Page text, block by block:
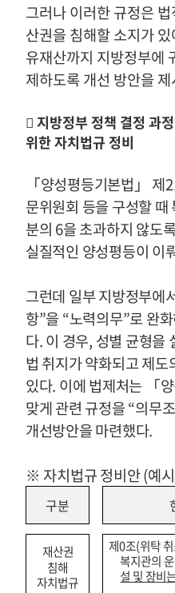
그러나 이러한 규정은
산권을 침해할 소지가 있
유재산까지 지방정부에
제하도록 개선 방안을
󰊲 지방정부 정책 결정 과
위한 자치법규 정비
「양성평등기본법 」 제
문위원회 등을 구성할
분의 6을 초과하지 않도
실질적인 양성평등이 이
그런데 일부 지방정부에
항”을 “노력의무”로 완
다.이 경우, 성별 균형을
법 취지가 약화되고 제
있다. 이에 법제처는 「
맞게 관련 규정을“의무
개선방안을 마련했다.
※ 자치법규 정비안(예시
구분
재산권
침해
자치법규
제0조(위탁
복지관의
설 및 장비